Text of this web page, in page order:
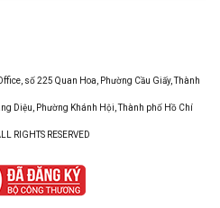
số 225 Quan Hoa, Phường Cầu Giấy, Thành
Diệu, Phường Khánh Hội, Thành phố Hồ Chí
RIGHTS RESERVED